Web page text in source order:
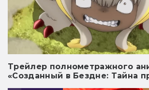
Трейлер полнометражного
«Созданный в Бездне: Тайна